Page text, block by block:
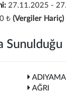
27.11.2025 -
₺(Vergiler Hariç)
AĞRI